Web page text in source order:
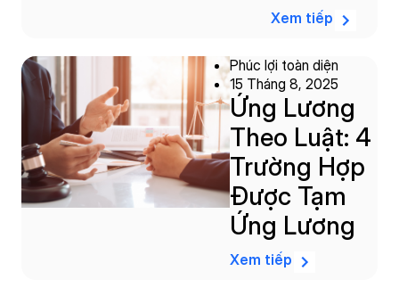
Xem tiếp
Phúc lợi toàn diện
15 Tháng 8, 2025
Ứng Lương
Theo Luật: 4
Trường Hợp
Được Tạm
Ứng Lương
Xem tiếp